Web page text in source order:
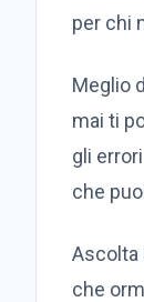
per chi
Meglio
mai ti
gli
che
Ascolta
che